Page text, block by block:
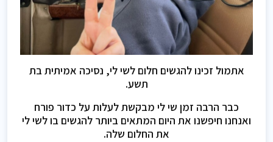
אתמול זכינו להגשים חלום לשי לי, נסיכה אמיתית בת
תשע.
כבר הרבה זמן שי לי מבקשת לעלות על כדור פורח
ואנחנו חיפשנו את היום המתאים ביותר להגשים בו לשי לי
את החלום שלה.